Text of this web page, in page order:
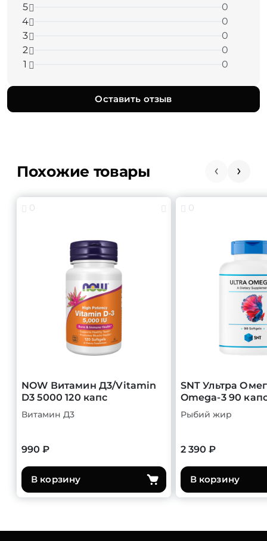
5
0
4
0
3
0
2
0
1
0
Оставить отзыв
Похожие товары
0
NOW Витамин Д3/Vitamin
D3 5000 120 капс
Витамин Д3
990 ₽
В корзину
0
SNT Ультра
Omega-3 90
Рыбий жир
2 390 ₽
В корзину